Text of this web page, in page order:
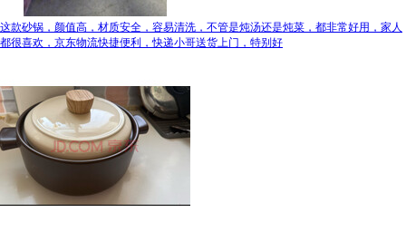
这款砂锅，颜值高，材质安全，容易清洗，不管是炖汤还是炖菜，都非常好用，家人
都很喜欢，京东物流快捷便利，快递小哥送货上门，特别好